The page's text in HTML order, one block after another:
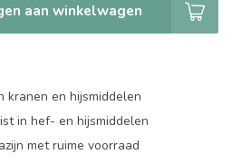
aan winkelwagen
kranen en hijsmiddelen
in hef- en hijsmiddelen
met ruime voorraad